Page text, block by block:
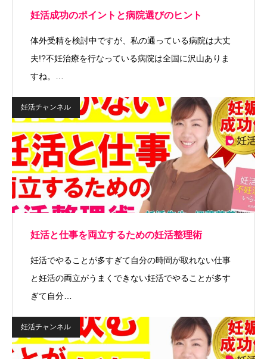
妊活成功のポイントと病院選びのヒント
体外受精を検討中ですが、私の通っている病院は大丈
夫!?不妊治療を行なっている病院は全国に沢山ありま
すね。…
妊活チャンネル
妊活と仕事を両立するための妊活整理術
妊活でやることが多すぎて自分の時間が取れない仕事
と妊活の両立がうまくできない妊活でやることが多す
ぎて自分…
妊活チャンネル